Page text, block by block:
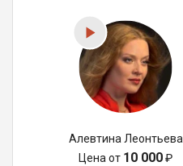
Алевтина Леонтьева
Цена от 10 000₽